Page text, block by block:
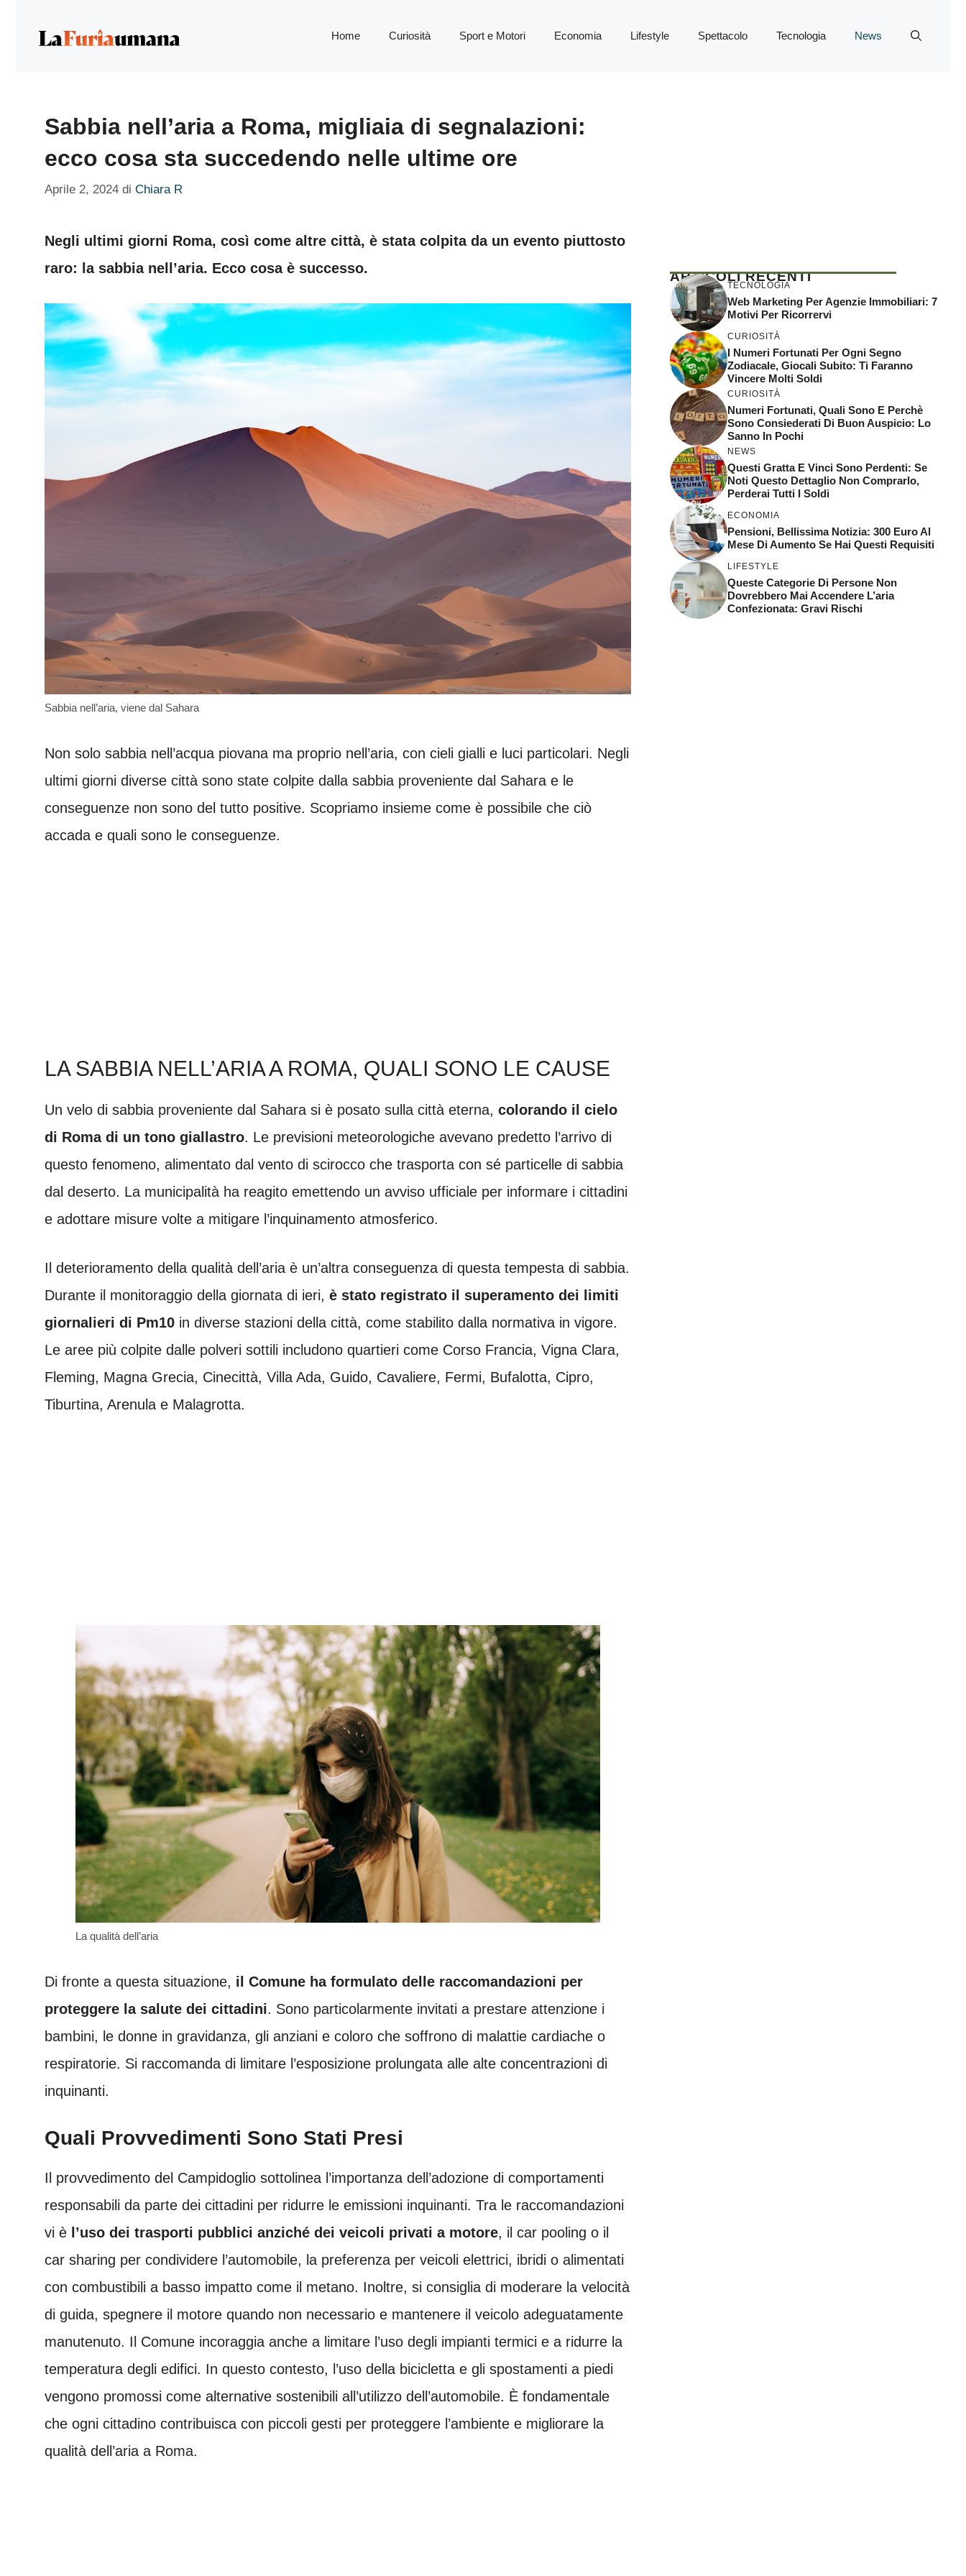
Home Curiosità Sport e Motori Economia Lifestyle Spettacolo Tecnologia News
Sabbia nell’aria a Roma, migliaia di segnalazioni:
ecco cosa sta succedendo nelle ultime ore
Aprile 2, 2024 di Chiara R
Negli ultimi giorni Roma, così come altre città, è stata colpita da un evento piuttosto
raro: la sabbia nell’aria. Ecco cosa è successo.
Sabbia nell’aria, viene dal Sahara
Non solo sabbia nell’acqua piovana ma proprio nell’aria, con cieli gialli e luci particolari. Negli
ultimi giorni diverse città sono state colpite dalla sabbia proveniente dal Sahara e le
conseguenze non sono del tutto positive. Scopriamo insieme come è possibile che ciò
accada e quali sono le conseguenze.
LA SABBIA NELL’ARIA A ROMA, QUALI SONO LE CAUSE
Un velo di sabbia proveniente dal Sahara si è posato sulla città eterna, colorando il cielo
di Roma di un tono giallastro. Le previsioni meteorologiche avevano predetto l’arrivo di
questo fenomeno, alimentato dal vento di scirocco che trasporta con sé particelle di sabbia
dal deserto. La municipalità ha reagito emettendo un avviso ufficiale per informare i cittadini
e adottare misure volte a mitigare l’inquinamento atmosferico.
Il deterioramento della qualità dell’aria è un’altra conseguenza di questa tempesta di sabbia.
Durante il monitoraggio della giornata di ieri, è stato registrato il superamento dei limiti
giornalieri di Pm10 in diverse stazioni della città, come stabilito dalla normativa in vigore.
Le aree più colpite dalle polveri sottili includono quartieri come Corso Francia, Vigna Clara,
Fleming, Magna Grecia, Cinecittà, Villa Ada, Guido, Cavaliere, Fermi, Bufalotta, Cipro,
Tiburtina, Arenula e Malagrotta.
La qualità dell’aria
Di fronte a questa situazione, il Comune ha formulato delle raccomandazioni per
proteggere la salute dei cittadini. Sono particolarmente invitati a prestare attenzione i
bambini, le donne in gravidanza, gli anziani e coloro che soffrono di malattie cardiache o
respiratorie. Si raccomanda di limitare l’esposizione prolungata alle alte concentrazioni di
inquinanti.
Quali Provvedimenti Sono Stati Presi
Il provvedimento del Campidoglio sottolinea l’importanza dell’adozione di comportamenti
responsabili da parte dei cittadini per ridurre le emissioni inquinanti. Tra le raccomandazioni
vi è l’uso dei trasporti pubblici anziché dei veicoli privati a motore, il car pooling o il
car sharing per condividere l’automobile, la preferenza per veicoli elettrici, ibridi o alimentati
con combustibili a basso impatto come il metano. Inoltre, si consiglia di moderare la velocità
di guida, spegnere il motore quando non necessario e mantenere il veicolo adeguatamente
manutenuto. Il Comune incoraggia anche a limitare l’uso degli impianti termici e a ridurre la
temperatura degli edifici. In questo contesto, l’uso della bicicletta e gli spostamenti a piedi
vengono promossi come alternative sostenibili all’utilizzo dell’automobile. È fondamentale
che ogni cittadino contribuisca con piccoli gesti per proteggere l’ambiente e migliorare la
qualità dell’aria a Roma.
ARTICOLI RECENTI
TECNOLOGIA
Web Marketing Per Agenzie Immobiliari: 7
Motivi Per Ricorrervi
CURIOSITÀ
I Numeri Fortunati Per Ogni Segno
Zodiacale, Giocali Subito: Ti Faranno
Vincere Molti Soldi
CURIOSITÀ
Numeri Fortunati, Quali Sono E Perchè
Sono Consiederati Di Buon Auspicio: Lo
Sanno In Pochi
NEWS
Questi Gratta E Vinci Sono Perdenti: Se
Noti Questo Dettaglio Non Comprarlo,
Perderai Tutti I Soldi
ECONOMIA
Pensioni, Bellissima Notizia: 300 Euro Al
Mese Di Aumento Se Hai Questi Requisiti
LIFESTYLE
Queste Categorie Di Persone Non
Dovrebbero Mai Accendere L’aria
Confezionata: Gravi Rischi